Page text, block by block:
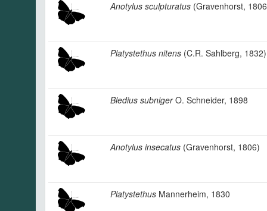
Anotylus sculpturatus (Gravenhorst,
Platystethus nitens (C.R. Sahlberg, 1832)
Bledius subnigerO. Schneider, 1898
Anotylus insecatus (Gravenhorst, 1806)
Platystethus Mannerheim, 1830